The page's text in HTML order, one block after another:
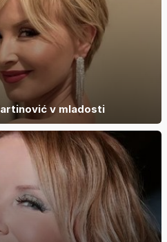
v mladosti